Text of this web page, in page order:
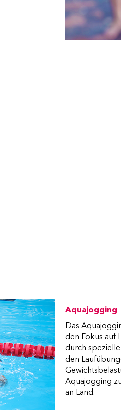
Aquajogging
Das
den Fokus auf
durch
den
Aquajogging
an Land.